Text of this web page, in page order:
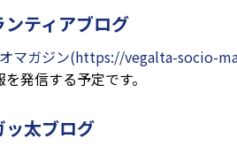
ンティアブログ
マガジン(https://vegalta-socio-
発信する予定です。
ッ太ブログ